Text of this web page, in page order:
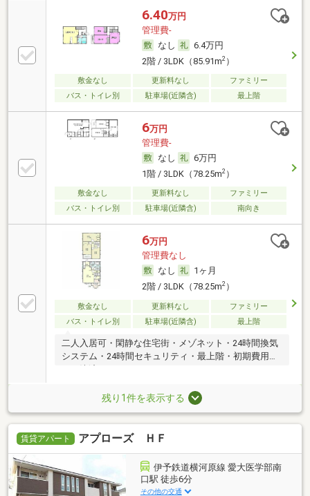
6.40万円
管理費-
なし
6.4万円
2階 / 3LDK（85.91m2）
敷金なし 更新料なし
ファミリー
バス・トイレ別
駐車場(近隣含) 最上階
6万円
管理費-
なし
6万円
1階 / 3LDK（78.25m2）
敷金なし 更新料なし
ファミリー
バス・トイレ別
駐車場(近隣含) 南向き
6万円
管理費なし
なし
1ヶ月
2階 / 3LDK（78.25m2）
敷金なし 更新料なし
ファミリー
バス・トイレ別
駐車場(近隣含) 最上階
二人入居可・閑静な住宅街・メゾネット・24時間換気
システム・24時間セキュリティ・最上階・初期費用カ
ード決済可
残り1件を表示する
賃貸アパート アプローズ ＨＦ
伊予鉄道横河原線 愛大医学部南
口駅 徒歩6分
その他の交通